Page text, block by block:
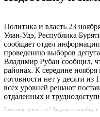
Политика и власть 23
Улан-Удэ, Республика
сообщает отдел
проведению выборов
Владимир Рубан сообщил,
районах. К середине
готовности нет у десяти
всех уровней решают
отдаленных и
Заметили опечатку? Выделите ошибку